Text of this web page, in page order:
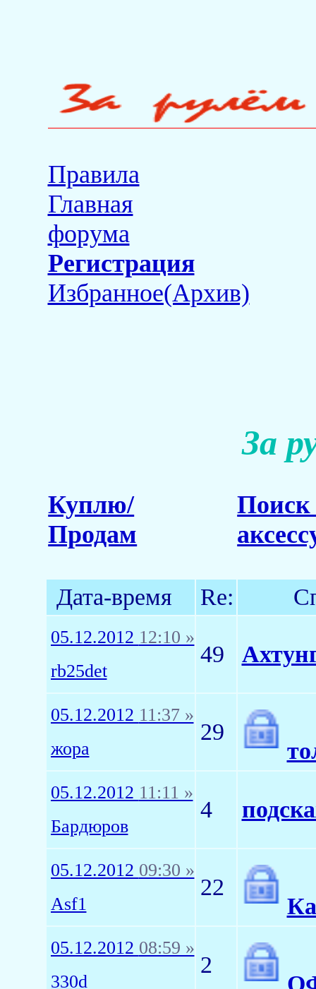
Правила
Главная
форума
Регистрация
Избранное(Архив)
За
Куплю/
Продам
Поиск
Дата-время Re:
05.12.2012 12:10 »
rb25det
49
05.12.2012 11:37 »
жора
29
05.12.2012 11:11 »
Бардюров
4
05.12.2012 09:30 »
Asf1
22
05.12.2012 08:59 »
330d
2